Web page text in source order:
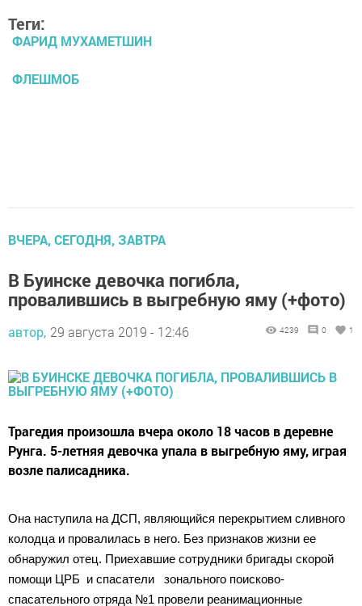
Теги:
ФАРИД МУХАМЕТШИН
ФЛЕШМОБ
ВЧЕРА, СЕГОДНЯ, ЗАВТРА
В Буинске девочка погибла,
провалившись в выгребную яму (+фото)
автор, 29 августа 2019 - 12:46 4239 0 1
Трагедия произошла вчера около 18 часов в деревне
Рунга. 5-летняя девочка упала в выгребную яму, играя
возле палисадника.
Она наступила на ДСП, являющийся перекрытием сливного
колодца и провалилась в него. Без признаков жизни ее
обнаружил отец. Приехавшие сотрудники бригады скорой
помощи ЦРБ и спасатели зонального поисково-
спасательного отряда №1 провели реанимационные